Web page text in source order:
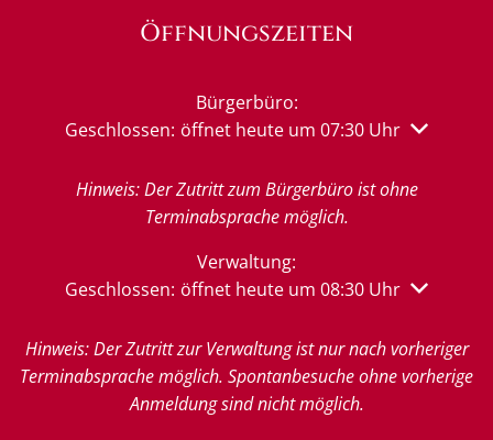
Öffnungszeiten
Bürgerbüro:
Klicken, um weitere Öffnungs- oder Schließzeiten
Geschlossen: öffnet heute um 07:30 Uhr
Hinweis: Der Zutritt zum Bürgerbüro ist ohne
Terminabsprache möglich.
Verwaltung:
Klicken, um weitere Öffnungs- oder Schließzeiten
Geschlossen: öffnet heute um 08:30 Uhr
Hinweis: Der Zutritt zur Verwaltung ist nur nach vorheriger
Terminabsprache möglich. Spontanbesuche ohne vorherige
Anmeldung sind nicht möglich.